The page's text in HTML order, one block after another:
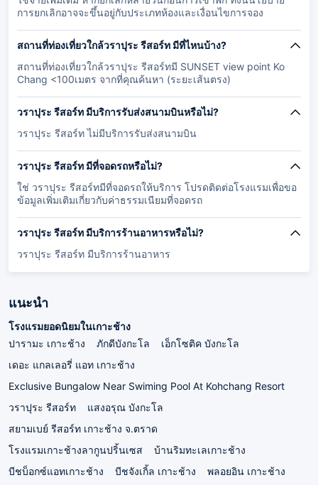
การยกเลิกอาจจะขึ้นอยู่กับประเภทห้องและเงื่อนไขการจอง
สถานที่ท่องเที่ยวใกล้วราปุระ รีสอร์ท มีที่ไหนบ้าง?
สถานที่ท่องเที่ยวใกล้วราปุระ รีสอร์ทมี SUNSET view point Ko
Chang <100เมตร จากที่คุณค้นหา (ระยะเส้นตรง)
วราปุระ รีสอร์ท มีบริการรับส่งสนามบินหรือไม่?
วราปุระ รีสอร์ท ไม่มีบริการรับส่งสนามบิน
วราปุระ รีสอร์ท มีที่จอดรถหรือไม่?
ใช่ วราปุระ รีสอร์ทมีที่จอดรถให้บริการ โปรดติดต่อโรงแรมเพื่อขอ
ข้อมูลเพิ่มเติมเกี่ยวกับค่าธรรมเนียมที่จอดรถ
วราปุระ รีสอร์ท มีบริการร้านอาหารหรือไม่?
วราปุระ รีสอร์ท มีบริการร้านอาหาร
แนะนำ
โรงแรมยอดนิยมในเกาะช้าง
ปารามะ เกาะช้าง
ภักดีบังกะโล
เอ็กโซติค บังกะโล
เดอะ แกลเลอรี่ แอท เกาะช้าง
Exclusive Bungalow Near Swiming Pool At Kohchang Resort
วราปุระ รีสอร์ท
แสงอรุณ บังกะโล
สยามเบย์ รีสอร์ท เกาะช้าง จ.ตราด
โรงแรมเกาะช้างลากูนปริ้นเซส
บ้านริมทะเลเกาะช้าง
บีชบ็อกซ์แอทเกาะช้าง
บีชจังเกิ้ล เกาะช้าง พลอยอิน เกาะช้าง